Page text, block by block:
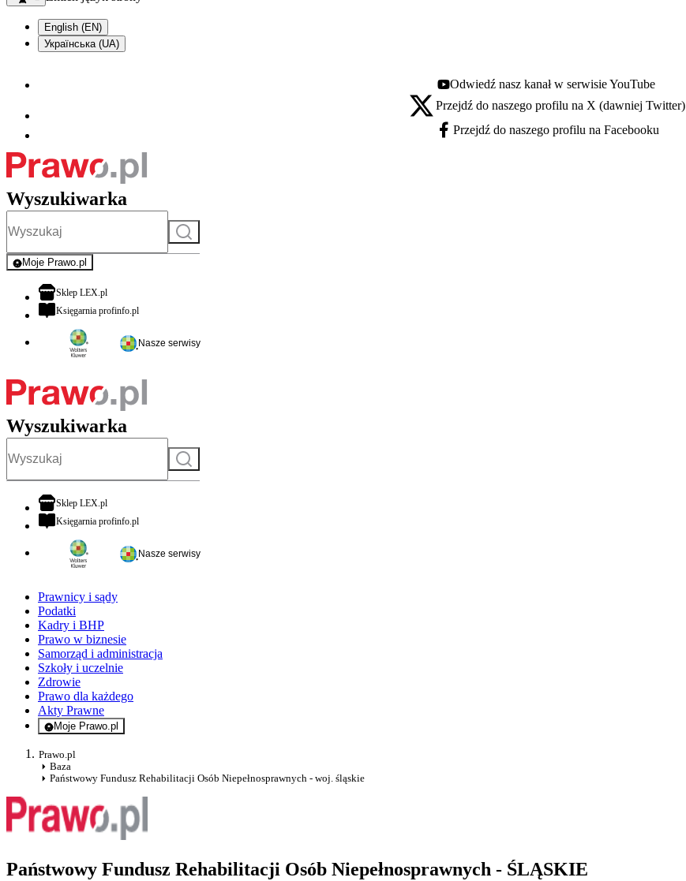
English (EN)
Українська (UA)
Youtube - otwiera się w nowej karcie
Odwiedź nasz kanał w serwisie YouTube
X - otwiera się w nowej karcie
Przejdź do naszego profilu na X (dawniej Twitter)
Facebook - otwiera się w nowej karcie
Przejdź do naszego profilu na Facebooku
Wyszukiwarka
Szukaj
Moje Prawo.pl
- rejestracja i logowanie do serwisu
Sklep LEX.plotwiera się w nowej karcie
Księgarnia profinfo.plotwiera się w nowej karcie
Nasze serwisy
Wyszukiwarka
Szukaj
Sklep LEX.plotwiera się w nowej karcie
Księgarnia profinfo.plotwiera się w nowej karcie
Nasze serwisy
Prawnicy i sądy
Podatki
Kadry i BHP
Prawo w biznesie
Samorząd i administracja
Szkoły i uczelnie
Zdrowie
Prawo dla każdego
Akty Prawne
Moje Prawo.pl
- rejestracja i logowanie do serwisu
Prawo.pl
Baza
Państwowy Fundusz Rehabilitacji Osób Niepełnosprawnych - woj. śląskie
Państwowy Fundusz Rehabilitacji Osób Niepełnosprawnych - ŚLĄSKIE